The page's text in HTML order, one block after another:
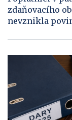
zdaňovacího
nevznikla